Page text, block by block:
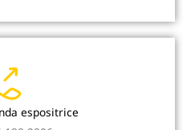
espositrice